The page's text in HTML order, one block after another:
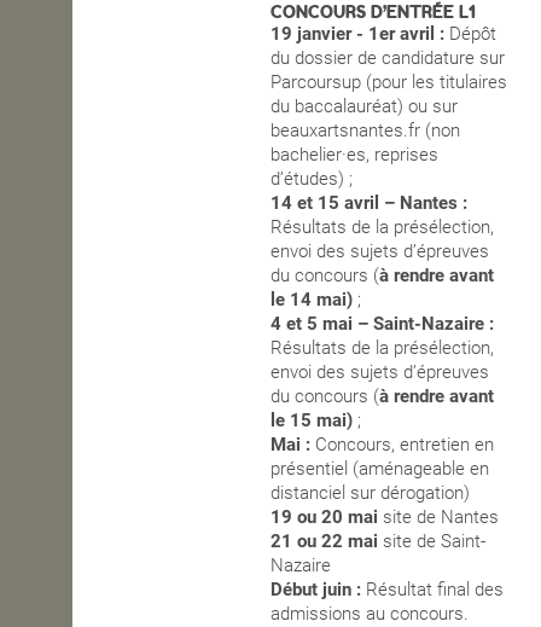
CONCOURS D’ENTRÉE L1
19 janvier - 1er avril : Dépôt
du dossier de candidature sur
Parcoursup (pour les titulaires
du baccalauréat) ou sur
beauxartsnantes.fr (non
bachelier·es, reprises
d’études) ;
14 et 15 avril – Nantes :
Résultats de la présélection,
envoi des sujets d’épreuves
du concours (à rendre avant
le 14 mai) ;
4 et 5 mai – Saint-Nazaire :
Résultats de la présélection,
envoi des sujets d’épreuves
du concours (à rendre avant
le 15 mai) ;
Mai : Concours, entretien en
présentiel (aménageable en
distanciel sur dérogation)
19 ou 20 mai site de Nantes
21 ou 22 mai site de Saint-
Nazaire
Début juin : Résultat final des
admissions au concours.